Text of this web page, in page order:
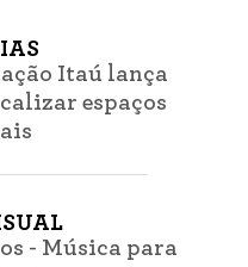
Itaú lança
espaços
- Música para